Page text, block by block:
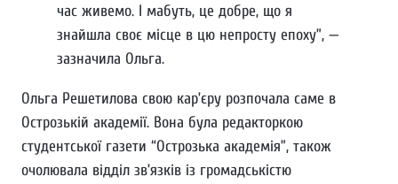
час живемо. І мабуть, це добре, що я
знайшла своє місце в цю непросту епоху”, —
зазначила Ольга.
Ольга Решетилова свою кар’єру розпочала саме в
Острозькій академії. Вона була редакторкою
студентської газети “Острозька академія”, також
очолювала відділ зв’язків із громадськістю